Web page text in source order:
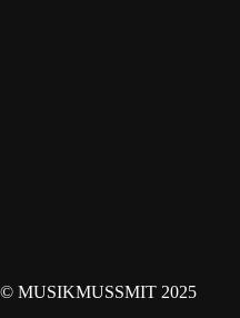
© MUSIKMUSSMIT 2025